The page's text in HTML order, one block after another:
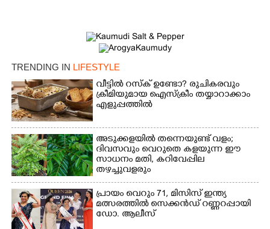
TRENDING IN LIFESTYLE
വീട്ടിൽ റസ്ക് ഉണ്ടോ? രുചികരവും
ക്രീമിയുമായ ഐസ്ക്രീം തയ്യാറാക്കാം
എളുപ്പത്തിൽ
അടുക്കളയിൽ തന്നെയുണ്ട് വളം;
ദിവസവും വെറുതെ കളയുന്ന ഈ
സാധനം മതി, കറിവേപ്പില
തഴച്ചുവളരും
പ്രായം വെറും 71, മിസിസ് ഇന്ത്യ
മത്സരത്തിൽ സെക്കൻഡ് റണ്ണറപ്പായി
ഡോ. ആലീസ്
Copy Link